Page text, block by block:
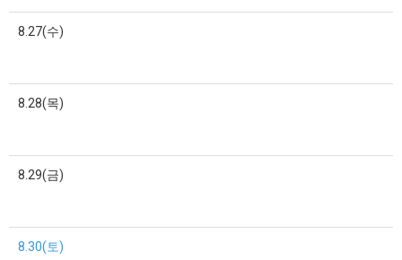
8.27(수)
8.28(목)
8.29(금)
8.30(토)